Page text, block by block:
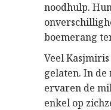
noodhulp.
boemerang
Veel
gelaten. In de
ervaren de
enkel op